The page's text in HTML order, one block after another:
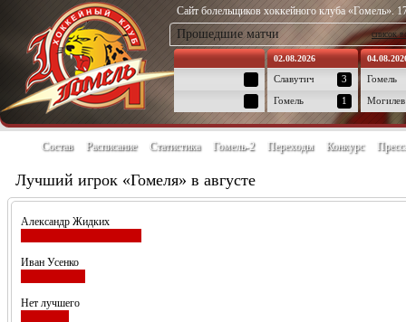
Сайт болельщиков хоккейного клуба «Гомель».
Прошедшие матчи список
02.08.2026
Славутич
3
Гомель
1
Гомель
Могилев
Состав Расписание Статистика Гомель-2 Переходы Конкурс
Лучший игрок «Гомеля» в августе
Александр Жидких
Иван Усенко
Нет лучшего